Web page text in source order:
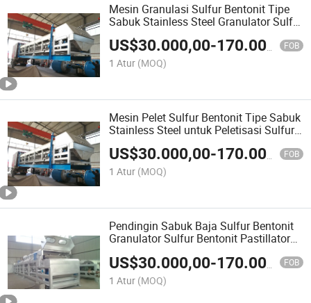
Mesin Granulasi Sulfur Bentonit Tipe
Sabuk Stainless Steel Granulator Sulfur
Bentonit Granulasi Sulfur Bentonit
US$30.000,00-170.000,00 FOB
1 Atur (MOQ)
Mesin Pelet Sulfur Bentonit Tipe Sabuk
Stainless Steel untuk Peletisasi Sulfur
Bentonit
US$30.000,00-170.000,00 FOB
1 Atur (MOQ)
Pendingin Sabuk Baja Sulfur Bentonit
Granulator Sulfur Bentonit Pastillator
US$30.000,00-170.000,00 FOB
1 Atur (MOQ)